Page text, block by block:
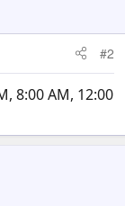
#2
8:00 AM, 12:00